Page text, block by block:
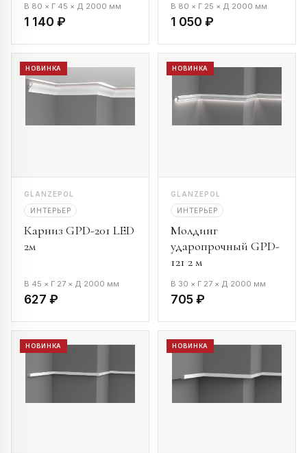
В 80 × Г 45 × Д 2000 мм
1 140 ₽
В 80 × Г 25 × Д 2000 мм
1 050 ₽
НОВИНКА
GLANZEPOL
ИНТЕРЬЕР
Карниз GPD-201 LED
2м
В 45 × Г 27 × Д 2000 мм
627 ₽
НОВИНКА
GLANZEPOL
ИНТЕРЬЕР
Молдинг
ударопрочный GPD-
121 2 м
В 30 × Г 27 × Д 2000 мм
705 ₽
НОВИНКА НОВИНКА